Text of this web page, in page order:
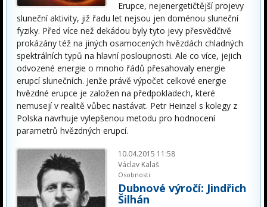
Erupce, nejenergetičtější projevy
sluneční aktivity, již řadu let nejsou jen doménou sluneční
fyziky. Před více než dekádou byly tyto jevy přesvědčivě
prokázány též na jiných osamocených hvězdách chladných
spektrálních typů na hlavní posloupnosti. Ale co více, jejich
odvozené energie o mnoho řádů přesahovaly energie
erupcí slunečních. Jenže právě výpočet celkové energie
hvězdné erupce je založen na předpokladech, které
nemusejí v realitě vůbec nastávat. Petr Heinzel s kolegy z
Polska navrhuje vylepšenou metodu pro hodnocení
parametrů hvězdných erupcí.
10.04.2015 11:58
Václav Kalaš
Osobnosti
Dubnové výročí: Jindřich
Šilhán